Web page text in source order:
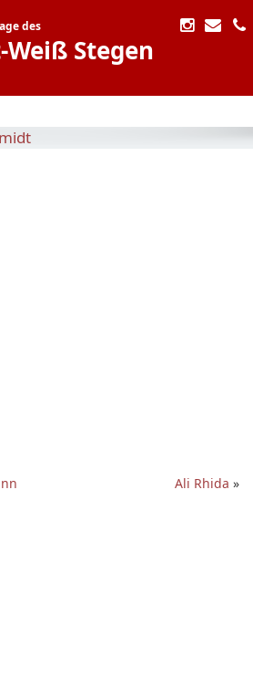
des
Weiß Stegen
Ali Rhida »